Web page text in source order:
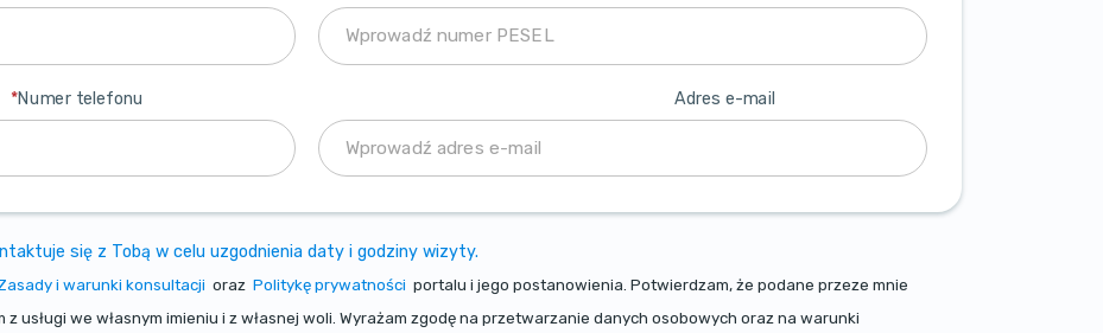
Numer telefonu
* Adres e-mail
się z Tobą w celu uzgodnienia daty i godziny wizyty.
i warunki konsultacji oraz Politykę prywatności portalu i jego postanowienia. Potwierdzam, że podane przeze mnie
usługi we własnym imieniu i z własnej woli. Wyrażam zgodę na przetwarzanie danych osobowych oraz na warunki